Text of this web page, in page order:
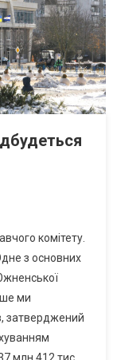
комітету.
з основних
ми
затверджений
млн 412 тис.